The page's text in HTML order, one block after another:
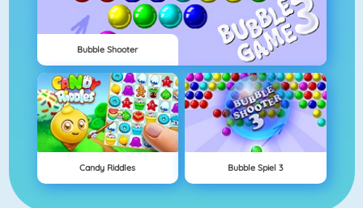
Bubble Shooter
Candy Riddles Bubble Spiel 3